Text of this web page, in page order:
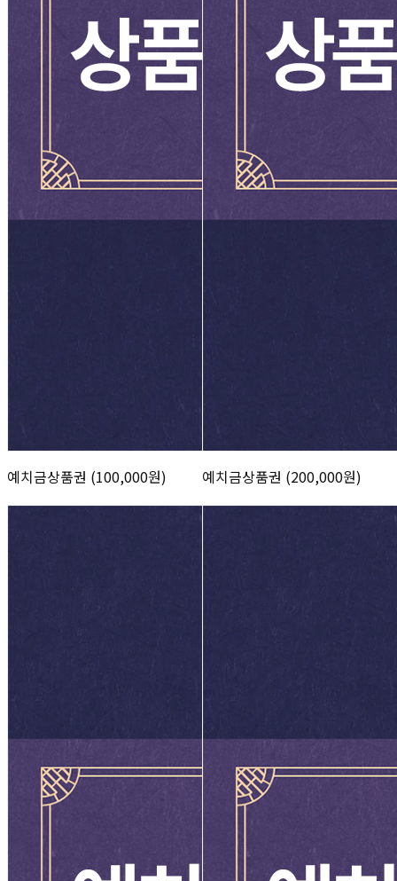
예치금상품권 (100,000원) 예치금상품권 (200,000원)